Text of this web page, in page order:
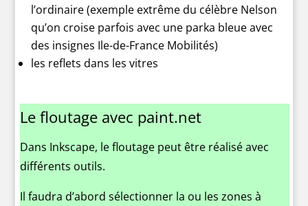
l’ordinaire (exemple extrême du célèbre Nelson
qu’on croise parfois avec une parka bleue avec
des insignes Ile-de-France Mobilités)
les reflets dans les vitres
Le floutage avec paint.net
Dans Inkscape, le floutage peut être réalisé avec
différents outils.
Il faudra d’abord sélectionner la ou les zones à